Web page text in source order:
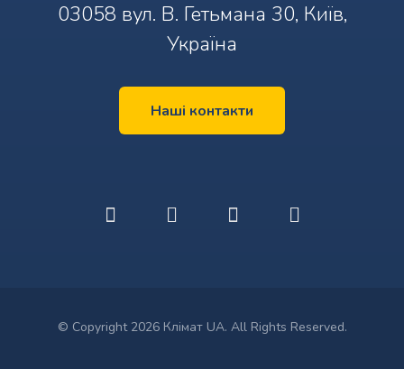
03058 вул. В. Гетьмана 30, Київ,
Україна
Наші контакти
© Copyright 2026 Клімат UA. All Rights Reserved.